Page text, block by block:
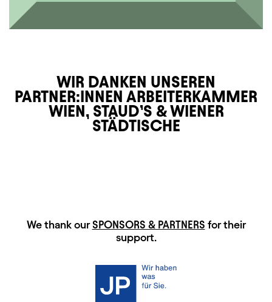
WIR DANKEN UNSEREN
PARTNER:INNEN ARBEITERKAMMER
WIEN, STAUD’S & WIENER
STÄDTISCHE
HAUPTSPONSOREN
We thank ourSPONSORS & PARTNERS for their
support.